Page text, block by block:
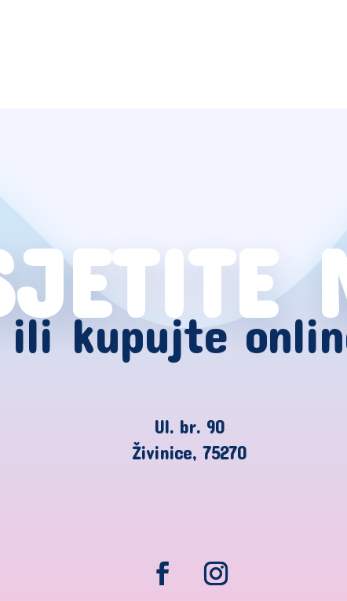
ili kupujte
Ul. br. 90
Živinice, 75270